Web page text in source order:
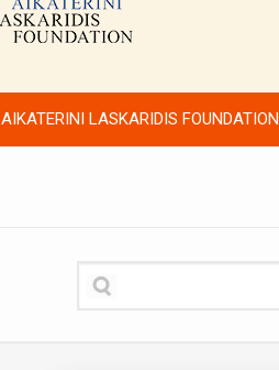
AIKATERINI LASKARIDIS FOUNDATION